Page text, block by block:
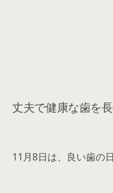
丈夫で健康な歯を
11月8日は、良い歯の日